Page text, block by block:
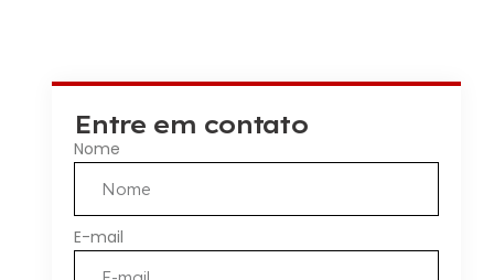
Entre em contato
Nome
E-mail